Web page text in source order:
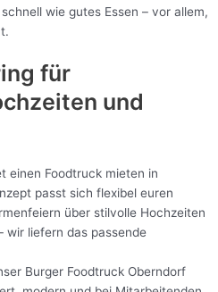
wie gutes Essen – vor allem,
für
und
einen Foodtruck mieten in
passt sich flexibel euren
über stilvolle Hochzeiten
wir liefern das passende
Burger Foodtruck Oberndorf